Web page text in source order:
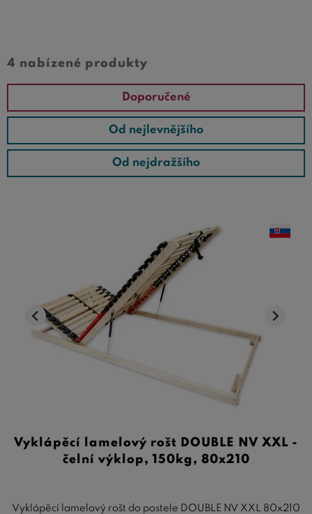
4 nabízené produkty
Doporučené
Od nejlevnějšího
Od nejdražšího
Vyklápěcí lamelový rošt DOUBLE NV XXL -
čelní výklop, 150kg, 80x210
Vyklápěcí lamelový rošt do postele DOUBLE NV XXL 80x210